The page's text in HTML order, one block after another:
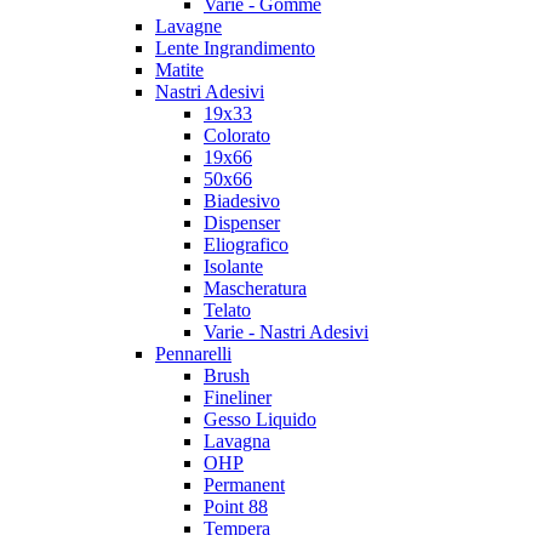
Varie - Gomme
Lavagne
Lente Ingrandimento
Matite
Nastri Adesivi
19x33
Colorato
19x66
50x66
Biadesivo
Dispenser
Eliografico
Isolante
Mascheratura
Telato
Varie - Nastri Adesivi
Pennarelli
Brush
Fineliner
Gesso Liquido
Lavagna
OHP
Permanent
Point 88
Tempera